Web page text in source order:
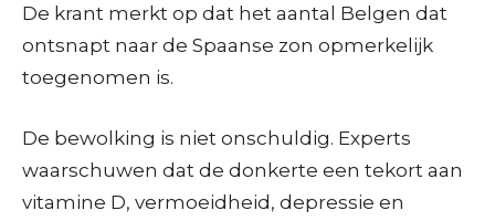
De krant merkt op dat het aantal Belgen dat
ontsnapt naar de Spaanse zon opmerkelijk
toegenomen is.
De bewolking is niet onschuldig. Experts
waarschuwen dat de donkerte een tekort aan
vitamine D, vermoeidheid, depressie en